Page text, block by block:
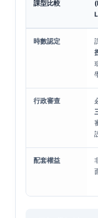
課型比較
時數認定
行政審查
配套權益